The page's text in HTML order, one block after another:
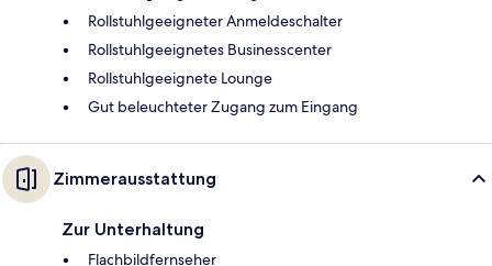
Rollstuhlgeeigneter Anmeldeschalter
Rollstuhlgeeignetes Businesscenter
Rollstuhlgeeignete Lounge
Gut beleuchteter Zugang zum Eingang
Zimmerausstattung
Zur Unterhaltung
Flachbildfernseher